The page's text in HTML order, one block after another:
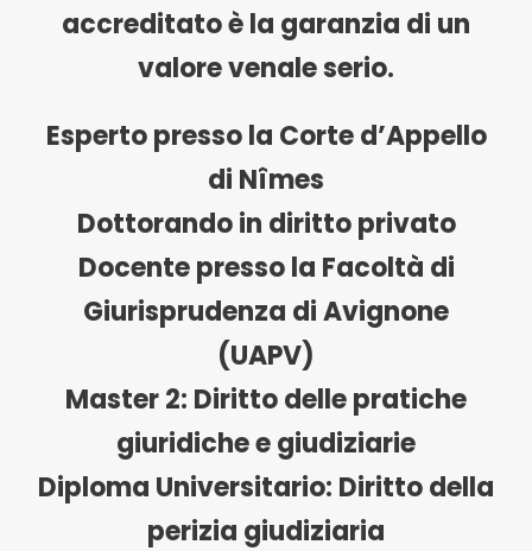
accreditato è la garanzia di un
valore venale serio.
Esperto presso la Corte d’Appello
di Nîmes
Dottorando in diritto privato
Docente presso la Facoltà di
Giurisprudenza di Avignone
(UAPV)
Master 2: Diritto delle pratiche
giuridiche e giudiziarie
Diploma Universitario: Diritto della
perizia giudiziaria